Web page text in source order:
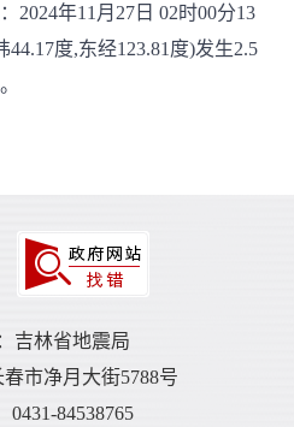
2024年11月27日 02时00分13
度,东经123.81度)发生2.5
吉林省地震局
市净月大街5788号
0431-84538765